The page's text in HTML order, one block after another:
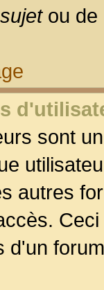
ou de
sont
autres
d'un